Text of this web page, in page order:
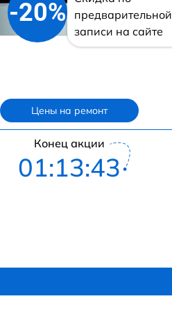
-20%
предварительной
записи на сайте
Цены на ремонт
Конец акции
01:13:42